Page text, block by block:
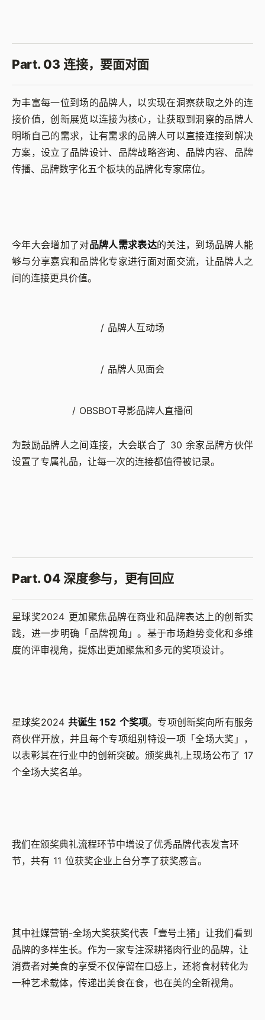
Part. 03 连接，要面对面
为丰富每一位到场的品牌人，以实现在洞察获取之外的连
接价值，创新展览以连接为核心，让获取到洞察的品牌人
明晰自己的需求，让有需求的品牌人可以直接连接到解决
方案，设立了品牌设计、品牌战略咨询、品牌内容、品牌
传播、品牌数字化五个板块的品牌化专家席位。
今年大会增加了对品牌人需求表达的关注，到场品牌人能
够与分享嘉宾和品牌化专家进行面对面交流，让品牌人之
间的连接更具价值。
/ 品牌人互动场
/ 品牌人见面会
/ OBSBOT寻影品牌人直播间
为鼓励品牌人之间连接，大会联合了 30 余家品牌方伙伴
设置了专属礼品，让每一次的连接都值得被记录。
Part. 04 深度参与，更有回应
星球奖2024 更加聚焦品牌在商业和品牌表达上的创新实
践，进一步明确「品牌视角」。基于市场趋势变化和多维
度的评审视角，提炼出更加聚焦和多元的奖项设计。
星球奖2024 共诞生 152 个奖项。专项创新奖向所有服务
商伙伴开放，并且每个专项组别特设一项「全场大奖」，
以表彰其在行业中的创新突破。颁奖典礼上现场公布了 17
个全场大奖名单。
我们在颁奖典礼流程环节中增设了优秀品牌代表发言环
节，共有 11 位获奖企业上台分享了获奖感言。
其中社媒营销-全场大奖获奖代表「壹号土猪」让我们看到
品牌的多样生长。作为一家专注深耕猪肉行业的品牌，让
消费者对美食的享受不仅停留在口感上，还将食材转化为
一种艺术载体，传递出美食在食，也在美的全新视角。